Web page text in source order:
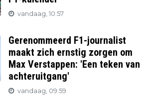
vandaag, 10:57
Gerenommeerd F1-journalist
maakt zich ernstig zorgen om
Max Verstappen: 'Een teken van
achteruitgang'
vandaag, 09:59